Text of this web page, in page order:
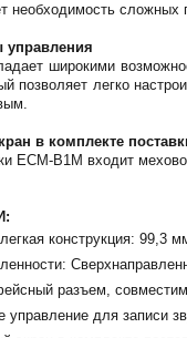
необходимость сложных
управления
широкими
позволяет легко
в комплекте
ECM-B1M входит
конструкция: 99,3
разъем,
управление для записи